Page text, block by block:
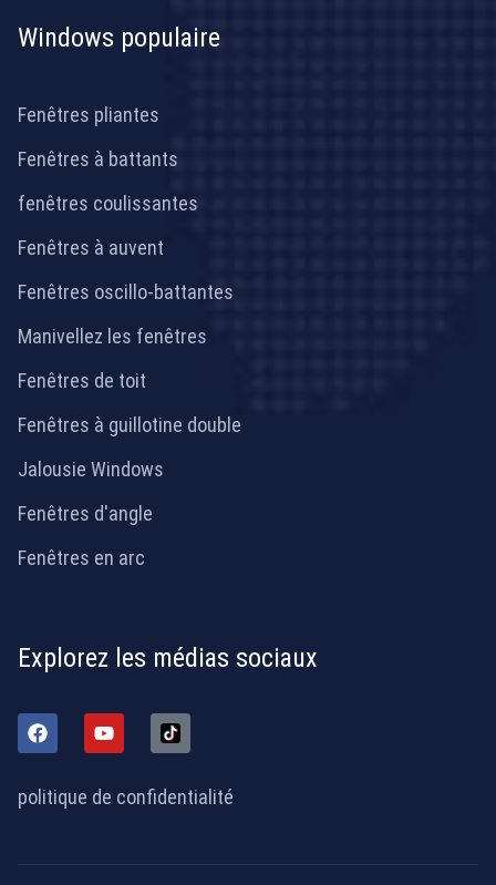
Windows populaire
Fenêtres pliantes
Fenêtres à battants
fenêtres coulissantes
Fenêtres à auvent
Fenêtres oscillo-battantes
Manivellez les fenêtres
Fenêtres de toit
Fenêtres à guillotine double
Jalousie Windows
Fenêtres d'angle
Fenêtres en arc
Explorez les médias sociaux
politique de confidentialité